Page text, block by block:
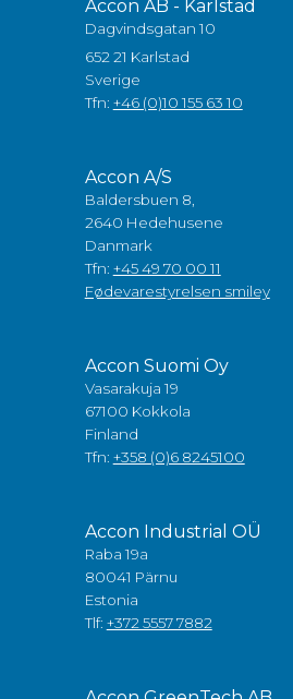
Accon AB - Karlstad
Dagvindsgatan 10
652 21 Karlstad
Sverige
Tfn: +46 (0)10 155 63 10
Accon A/S
Baldersbuen 8,
2640 Hedehusene
Danmark
Tfn: +45 49 70 00 11
Fødevarestyrelsen smiley
Accon Suomi Oy
Vasarakuja 19
67100 Kokkola
Finland
Tfn: +358 (0)6 8245100
Accon Industrial OÜ
Raba 19a
80041 Pärnu
Estonia
Tlf: +372 5557 7882